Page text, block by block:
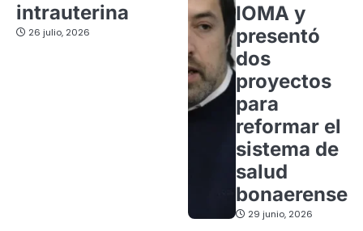
intrauterina
26 julio, 2026
IOMA y
presentó
dos
proyectos
para
reformar el
sistema de
salud
bonaerense
29 junio, 2026